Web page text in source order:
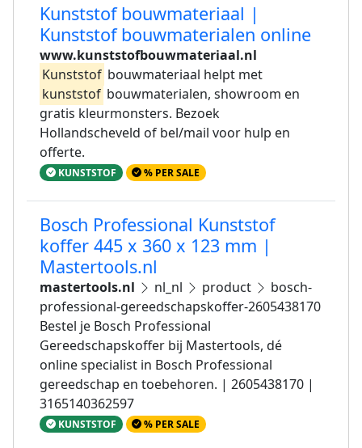
Kunststof bouwmateriaal |
Kunststof bouwmaterialen online
www.kunststofbouwmateriaal.nl
Kunststof bouwmateriaal helpt met
kunststof bouwmaterialen, showroom en
gratis kleurmonsters. Bezoek
Hollandscheveld of bel/mail voor hulp en
offerte.
KUNSTSTOF % PER SALE
Bosch Professional Kunststof
koffer 445 x 360 x 123 mm |
Mastertools.nl
mastertools.nl nl_nl product
bosch-
professional-gereedschapskoffer-2605438170
Bestel je Bosch Professional
Gereedschapskoffer bij Mastertools, dé
online specialist in Bosch Professional
gereedschap en toebehoren. | 2605438170 |
3165140362597
KUNSTSTOF % PER SALE